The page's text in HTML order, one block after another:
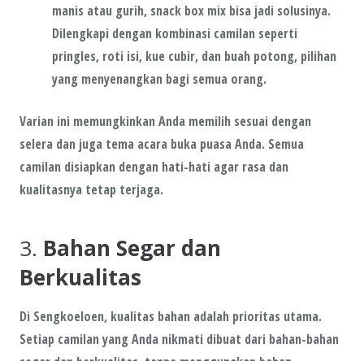
manis atau gurih, snack box mix bisa jadi solusinya.
Dilengkapi dengan kombinasi camilan seperti
pringles, roti isi, kue cubir, dan buah potong, pilihan
yang menyenangkan bagi semua orang.
Varian ini memungkinkan Anda memilih sesuai dengan
selera dan juga tema acara buka puasa Anda. Semua
camilan disiapkan dengan hati-hati agar rasa dan
kualitasnya tetap terjaga.
3. Bahan Segar dan
Berkualitas
Di Sengkoeloen, kualitas bahan adalah prioritas utama.
Setiap camilan yang Anda nikmati dibuat dari bahan-bahan